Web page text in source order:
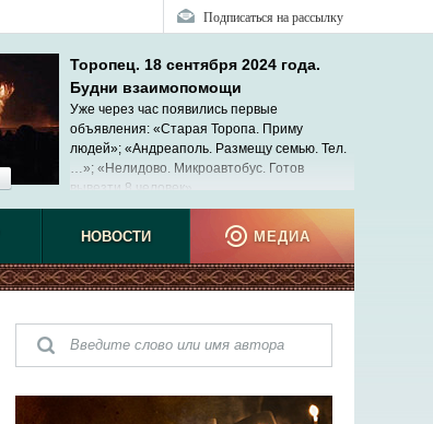
Подписаться на рассылку
Торопец. 18 сентября 2024 года.
Будни взаимопомощи
Уже через час появились первые
объявления: «Старая Торопа. Приму
людей»; «Андреаполь. Размещу семью. Тел.
…»; «Нелидово. Микроавтобус. Готов
вывезти 8 человек»...
НОВОСТИ МЕДИА